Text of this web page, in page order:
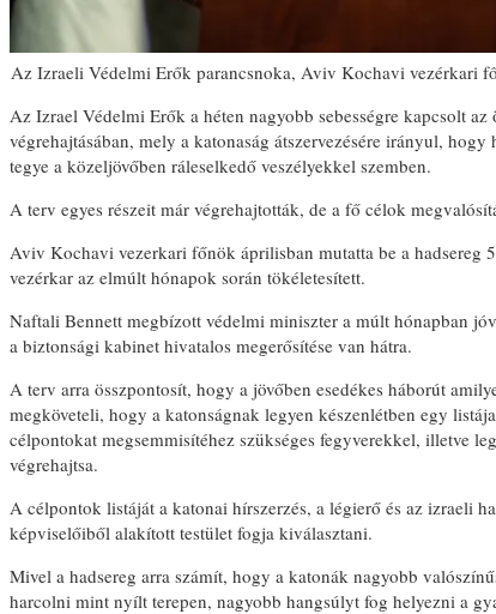
Az Izraeli Védelmi Erők parancsnoka, Aviv Kochavi vezérkari
Az Izrael Védelmi Erők a héten nagyobb sebességre kapcsolt
végrehajtásában, mely a katonaság átszervezésére irányul,
tegye a közeljövőben ráleselkedő veszélyekkel szemben.
A terv egyes részeit már végrehajtották, de a fő célok
Aviv Kochavi vezerkari főnök áprilisban mutatta be a hadsereg
vezérkar az elmúlt hónapok során tökéletesített.
Naftali Bennett megbízott védelmi miniszter a múlt hónapban
a biztonsági kabinet hivatalos megerősítése van hátra.
A terv arra összpontosít, hogy a jövőben esedékes háborút
megköveteli, hogy a katonságnak legyen készenlétben egy
célpontokat megsemmisítéhez szükséges fegyverekkel, illetve
végrehajtsa.
A célpontok listáját a katonai hírszerzés, a légierő és az izraeli
képviselőiből alakított testület fogja kiválasztani.
Mivel a hadsereg arra számít, hogy a katonák nagyobb
harcolni mint nyílt terepen, nagyobb hangsúlyt fog helyezni a